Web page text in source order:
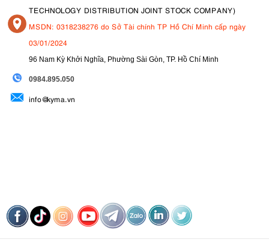
TECHNOLOGY DISTRIBUTION JOINT STOCK COMPANY)
MSDN: 0318238276 do Sở Tài chính TP Hồ Chí Minh cấp ngày
03/01/2024
96 Nam Kỳ Khởi Nghĩa, Phường Sài Gòn, TP. Hồ Chí Minh
0984.895.050
info@kyma.vn